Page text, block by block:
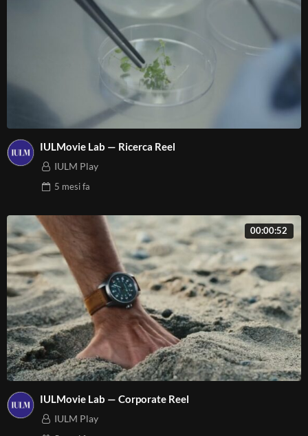
IULMovie Lab — Ricerca Reel
IULM Play
5 mesifa
00:00:52
IULMovie Lab — Corporate Reel
IULM Play